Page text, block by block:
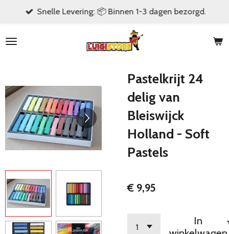
naar
Snelle Levering: 📦 Binnen 1-3 dagen bezorgd.
Pastelkrijt 24
delig van
Bleiswijck
Holland - Soft
Pastels
€ 9,95
In